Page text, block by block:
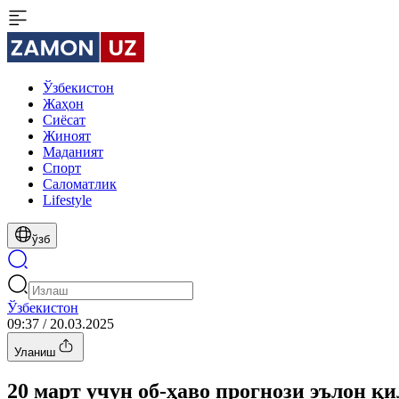
Ўзбекистон
Жаҳон
Сиёсат
Жиноят
Маданият
Спорт
Cаломатлик
Lifestyle
ўзб
Ўзбекистон
09:37 / 20.03.2025
Уланиш
20 март учун об-ҳаво прогнози эълон